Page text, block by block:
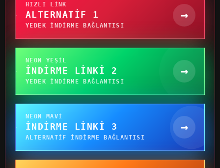
HIZLI LINK
ALTERNATIF 1
YEDEK INDIRME BAĞLANTISI
→
NEON YEŞIL
İNDIRME LINKI 2
YEDEK INDIRME BAĞLANTISI
→
NEON MAVI
İNDIRME LINKI 3
ALTERNATIF INDIRME BAĞLANTISI
→